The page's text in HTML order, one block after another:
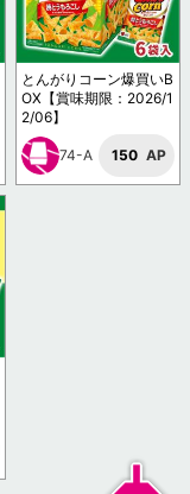
とんがりコーン爆買いB
OX【賞味期限：2026/1
2/06】
74-A 150 AP